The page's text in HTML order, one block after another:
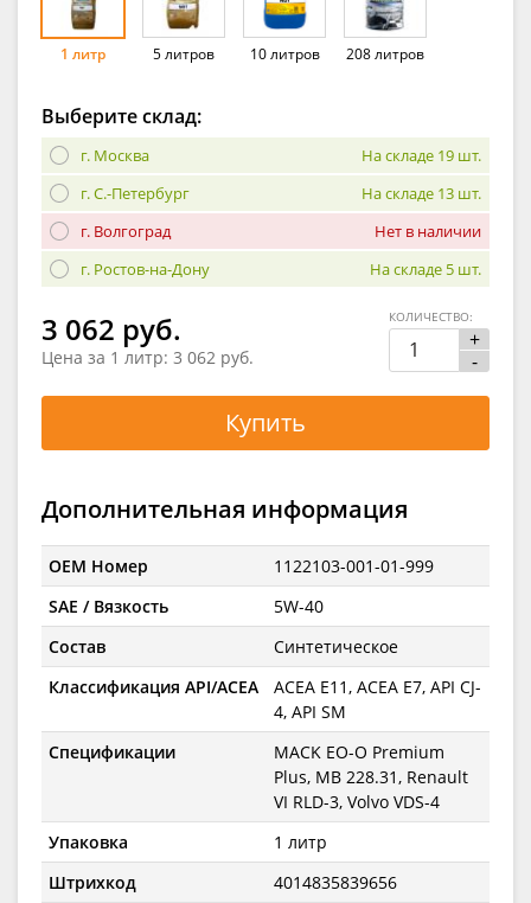
1 литр 5 литров 10 литров 208 литров
Выберите склад:
г. Москва
На складе 19 шт.
г. С.-Петербург
На складе 13 шт.
г. Волгоград
Нет в наличии
г. Ростов-на-Дону
На складе 5 шт.
3 062 руб.
Цена за 1 литр: 3 062 руб.
+
-
КОЛИЧЕСТВО:
Купить
Дополнительная информация
OEM Номер
1122103-001-01-999
SAE / Вязкость
5W-40
Состав
Синтетическое
Классификация API/ACEA
ACEA E11, ACEA E7, API CJ-
4, API SM
Спецификации
MACK EO-O Premium
Plus, MB 228.31, Renault
VI RLD-3, Volvo VDS-4
Упаковка
1 литр
Штрихкод
4014835839656